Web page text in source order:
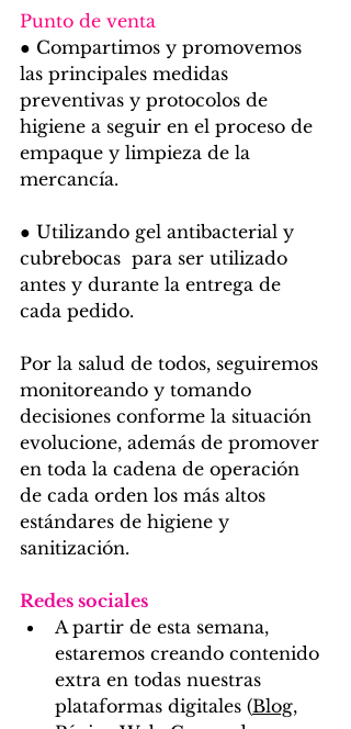
Punto de venta
● Compartimos y promovemos
las principales medidas
preventivas y protocolos de
higiene a seguir en el proceso de
empaque y limpieza de la
mercancía.
● Utilizando gel antibacterial y
cubrebocas  para ser utilizado
antes y durante la entrega de
cada pedido.
Por la salud de todos, seguiremos
monitoreando y tomando
decisiones conforme la situación
evolucione, además de promover
en toda la cadena de operación
de cada orden los más altos
estándares de higiene y
sanitización.
Redes sociales
A partir de esta semana,
estaremos creando contenido
extra en todas nuestras
plataformas digitales (Blog,